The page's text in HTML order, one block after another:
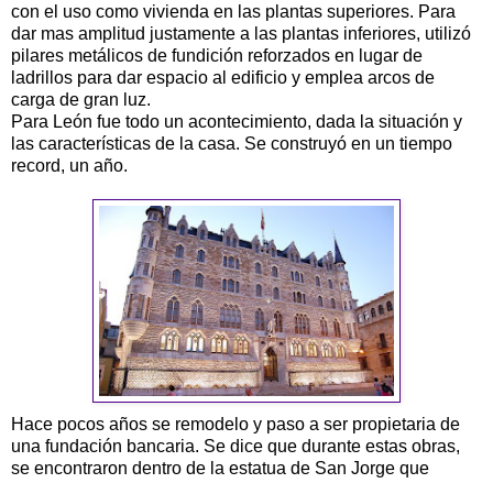
con el uso como vivienda en las plantas superiores. Para
dar mas amplitud justamente a las plantas inferiores, utilizó
pilares metálicos de fundición reforzados en lugar de
ladrillos para dar espacio al edificio y emplea arcos de
carga de gran luz.
Para León fue todo un acontecimiento, dada la situación y
las características de la casa. Se construyó en un tiempo
record, un año.
Hace pocos años se remodelo y paso a ser propietaria de
una fundación bancaria. Se dice que durante estas obras,
se encontraron dentro de la estatua de San Jorge que